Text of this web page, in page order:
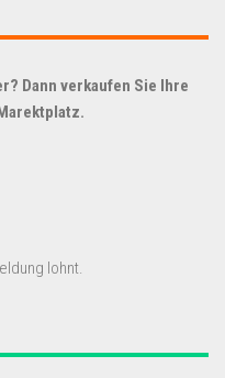
Dann verkaufen Sie Ihre
lohnt.